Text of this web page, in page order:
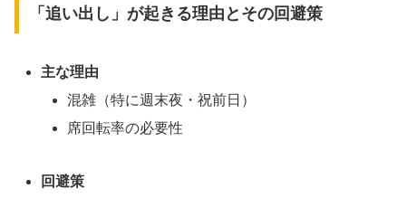
「追い出し」が起きる理由とその回避策
主な理由
混雑（特に週末夜・祝前日）
席回転率の必要性
回避策